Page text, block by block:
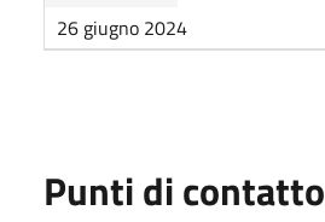
26 giugno 2024
Punti di contatto